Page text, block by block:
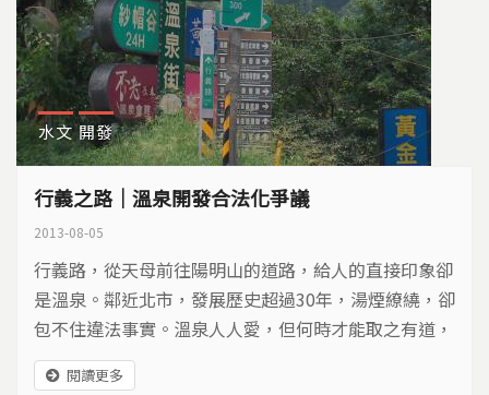
水文 開發
行義之路｜溫泉開發合法化爭議
2013-08-05
行義路，從天母前往陽明山的道路，給人的直接印象卻
是溫泉。鄰近北市，發展歷史超過30年，湯煙繚繞，卻
包不住違法事實。溫泉人人愛，但何時才能取之有道，
對環境也講講義氣呢？
閱讀更多